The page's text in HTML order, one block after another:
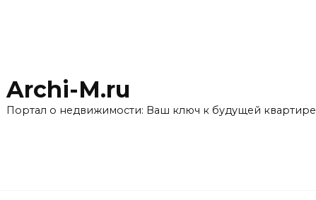
Archi-M.ru
Портал о недвижимости: Ваш ключ к будущей квартире